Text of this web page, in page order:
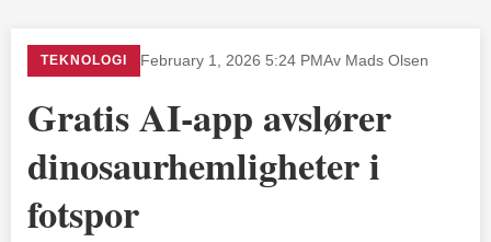
TEKNOLOGI February 1, 2026 5:24 PMAv Mads Olsen
Gratis AI-app avslører
dinosaurhemligheter i
fotspor